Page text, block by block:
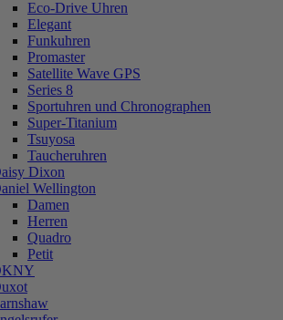
Eco-Drive Uhren
Elegant
Funkuhren
Promaster
Satellite Wave GPS
Series 8
Sportuhren und Chronographen
Super-Titanium
Tsuyosa
Taucheruhren
Dixon
Wellington
Damen
Herren
Quadro
Petit